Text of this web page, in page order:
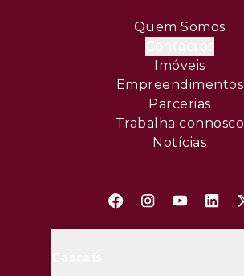
Quem Somos
Imóveis
Empreendimentos
Parcerias
Trabalha connosco
Notícias